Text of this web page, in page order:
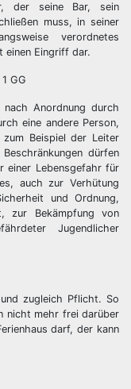
der seine Bar, sein
muss, in seiner
verordnetes
einen Eingriff dar.
GG
Anordnung durch
eine andere Person,
Beispiel der Leiter
dürfen
einer Lebensgefahr für
auch zur Verhütung
und Ordnung,
zur Bekämpfung von
Jugendlicher
zugleich Pflicht. So
nicht mehr frei darüber
darf, der kann